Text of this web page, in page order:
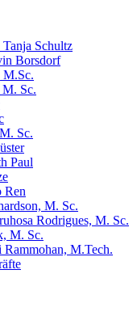
Schultz
Borsdorf
M.Sc.
Sc.
Sc.
Paul
Ren
M. Sc.
Rodrigues, M. Sc.
M. Sc.
Rammohan, M.Tech.